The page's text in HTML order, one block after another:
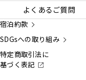
よくあるご質問
宿泊約款
SDGsへの取り組み
特定商取引法に
基づく表記